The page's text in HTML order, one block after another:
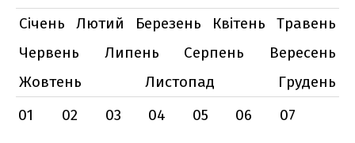
Січень
Лютий Березень Квітень
Травень
Червень
Липень Серпень
Вересень
Жовтень
Листопад
Грудень
01
02 03 04 05 06
07